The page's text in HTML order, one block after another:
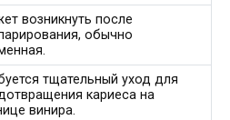
возникнуть после
обычно
тщательный уход для
кариеса на
винира.